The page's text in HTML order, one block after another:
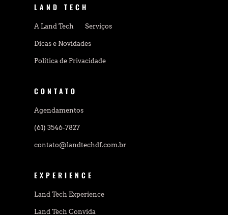
LAND TECH
A Land Tech Serviços
Dicas e Novidades
Política de Privacidade
CONTATO
Agendamentos
(61) 3546-7827
contato@landtechdf.com.br
EXPERIENCE
Land Tech Experience
Land Tech Convida